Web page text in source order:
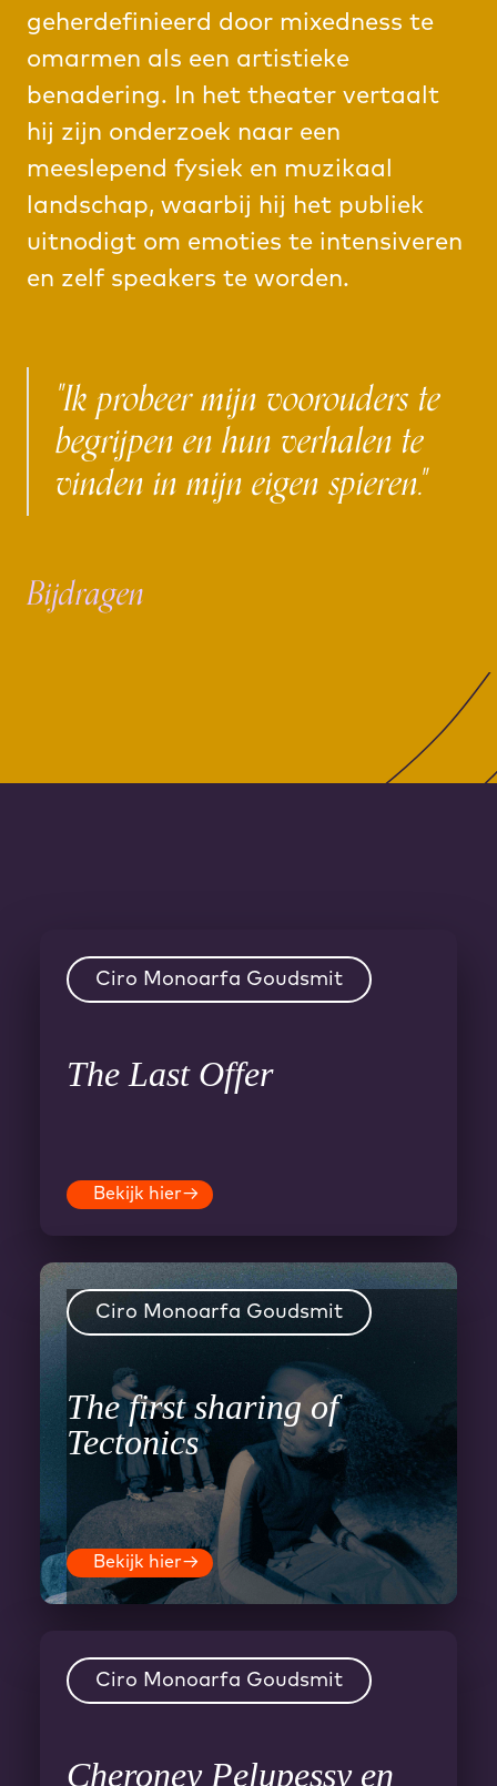
geherdefinieerd door mixedness te
omarmen als een artistieke
benadering. In het theater vertaalt
hij zijn onderzoek naar een
meeslepend fysiek en muzikaal
landschap, waarbij hij het publiek
uitnodigt om emoties te intensiveren
en zelf speakers te worden.
"Ik probeer mijn voorouders te
begrijpen en hun verhalen te
vinden in mijn eigen spieren."
Bijdragen
Ciro Monoarfa Goudsmit
The Last Offer
Bekijk hier→
Ciro Monoarfa Goudsmit
The first sharing of
Tectonics
Bekijk hier→
Ciro Monoarfa Goudsmit
Cheroney Pelupessy en